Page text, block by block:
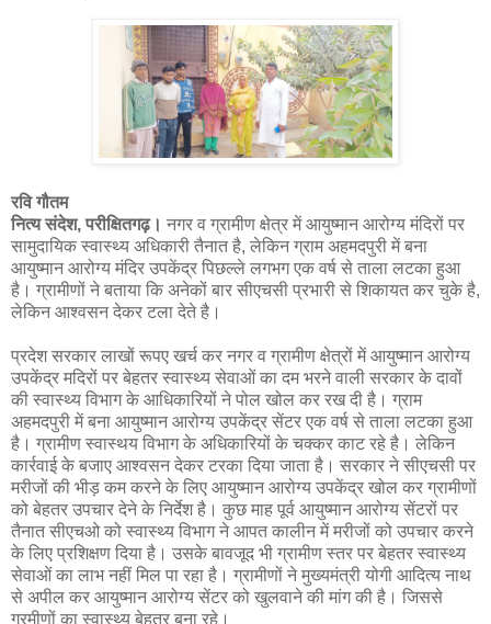
रवि गौतम
नित्य संदेश, परीक्षितगढ़। नगर व ग्रामीण क्षेत्र में आयुष्मान आरोग्य मंदिरों पर
सामुदायिक स्वास्थ्य अधिकारी तैनात है, लेकिन ग्राम अहमदपुरी में बना
आयुष्मान आरोग्य मंदिर उपकेंद्र पिछल्ले लगभग एक वर्ष से ताला लटका हुआ
है। ग्रामीणों ने बताया कि अनेकों बार सीएचसी प्रभारी से शिकायत कर चुके है,
लेकिन आश्वसन देकर टला देते है।
प्रदेश सरकार लाखों रूपए खर्च कर नगर व ग्रामीण क्षेत्रों में आयुष्मान आरोग्य
उपकेंद्र मदिरों पर बेहतर स्वास्थ्य सेवाओं का दम भरने वाली सरकार के दावों
की स्वास्थ्य विभाग के आधिकारियों ने पोल खोल कर रख दी है। ग्राम
अहमदपुरी में बना आयुष्मान आरोग्य उपकेंद्र सेंटर एक वर्ष से ताला लटका हुआ
है। ग्रामीण स्वास्थय विभाग के अधिकारियों के चक्कर काट रहे है। लेकिन
कार्रवाई के बजाए आश्वसन देकर टरका दिया जाता है। सरकार ने सीएचसी पर
मरीजों की भीड़ कम करने के लिए आयुष्मान आरोग्य उपकेंद्र खोल कर ग्रामीणों
को बेहतर उपचार देने के निर्देश है। कुछ माह पूर्व आयुष्मान आरोग्य सेंटरों पर
तैनात सीएचओ को स्वास्थ्य विभाग ने आपत कालीन में मरीजों को उपचार करने
के लिए प्रशिक्षण दिया है। उसके बावजूद भी ग्रामीण स्तर पर बेहतर स्वास्थ्य
सेवाओं का लाभ नहीं मिल पा रहा है। ग्रामीणों ने मुख्यमंत्री योगी आदित्य नाथ
से अपील कर आयुष्मान आरोग्य सेंटर को खुलवाने की मांग की है। जिससे
ग्रमीणों का स्वास्थ्य बेहतर बना रहे।